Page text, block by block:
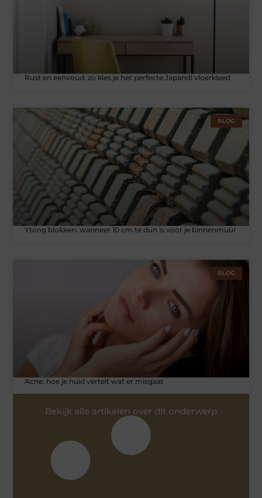
Rust en eenvoud: zo kies je het perfecte Japandi vloerkleed
BLOG
Ytong blokken: wanneer 10 cm te dun is voor je binnenmuur
BLOG
Acne: hoe je huid vertelt wat er misgaat
Bekijk alle artikelen over dit onderwerp